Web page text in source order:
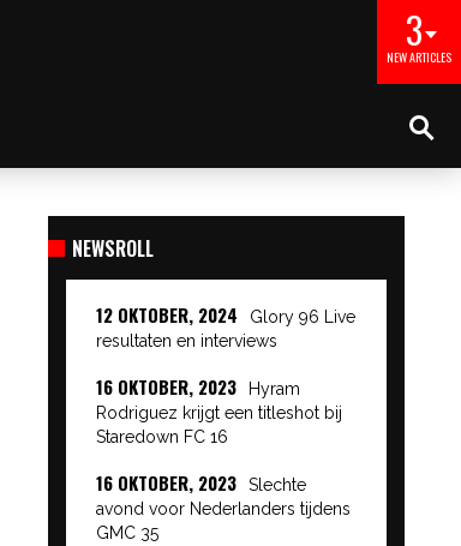
3
NEW ARTICLES
NEWSROLL
12 OKTOBER, 2024
Glory 96 Live
resultaten en interviews
16 OKTOBER, 2023
Hyram
Rodriguez krijgt een titleshot bij
Staredown FC 16
16 OKTOBER, 2023
Slechte
avond voor Nederlanders tijdens
GMC 35